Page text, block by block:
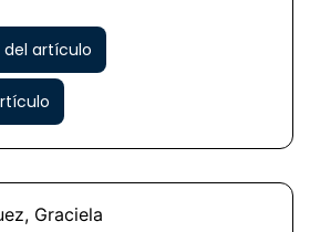
del artículo
Graciela